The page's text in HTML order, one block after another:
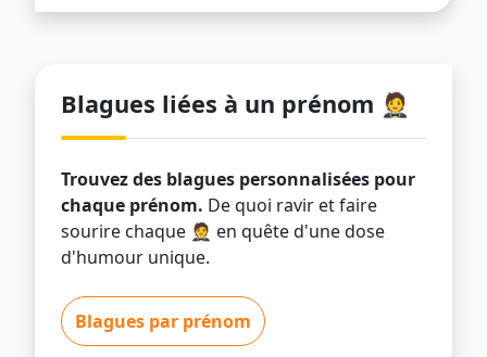
Blagues liées à un prénom 🤵
Trouvez des blagues personnalisées pour
chaque prénom. De quoi ravir et faire
sourire chaque 🤵 en quête d'une dose
d'humour unique.
Blagues par prénom